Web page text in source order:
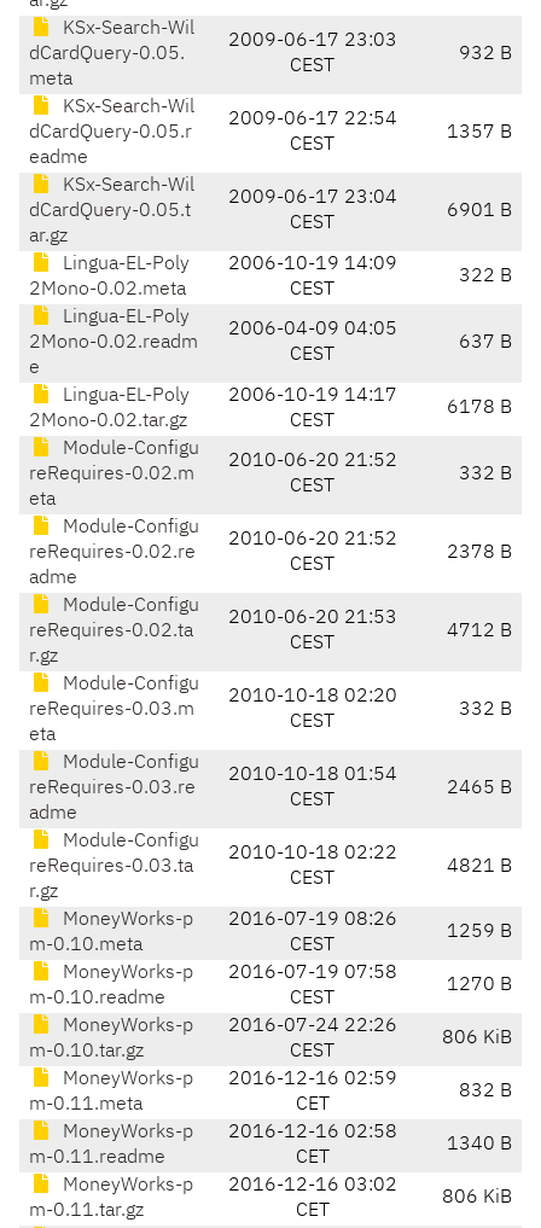
KSx-Search-Wil
dCardQuery-0.05.
meta
2009-06-17 23:03
CEST
932 B
KSx-Search-Wil
dCardQuery-0.05.r
eadme
2009-06-17 22:54
CEST
1357 B
KSx-Search-Wil
dCardQuery-0.05.t
ar.gz
2009-06-17 23:04
CEST
6901 B
Lingua-EL-Poly
2Mono-0.02.meta
2006-10-19 14:09
CEST
322 B
Lingua-EL-Poly
2Mono-0.02.readm
e
2006-04-09 04:05
CEST
637 B
Lingua-EL-Poly
2Mono-0.02.tar.gz
2006-10-19 14:17
CEST
6178 B
Module-Configu
reRequires-0.02.m
eta
2010-06-20 21:52
CEST
332 B
Module-Configu
reRequires-0.02.re
adme
2010-06-20 21:52
CEST
2378 B
Module-Configu
reRequires-0.02.ta
r.gz
2010-06-20 21:53
CEST
4712 B
Module-Configu
reRequires-0.03.m
eta
2010-10-18 02:20
CEST
332 B
Module-Configu
reRequires-0.03.re
adme
2010-10-18 01:54
CEST
2465 B
Module-Configu
reRequires-0.03.ta
r.gz
2010-10-18 02:22
CEST
4821 B
MoneyWorks-p
m-0.10.meta
2016-07-19 08:26
CEST
1259 B
MoneyWorks-p
m-0.10.readme
2016-07-19 07:58
CEST
1270 B
MoneyWorks-p
m-0.10.tar.gz
2016-07-24 22:26
CEST
806 KiB
MoneyWorks-p
m-0.11.meta
2016-12-16 02:59
CET
832 B
MoneyWorks-p
m-0.11.readme
2016-12-16 02:58
CET
1340 B
MoneyWorks-p
m-0.11.tar.gz
2016-12-16 03:02
CET
806 KiB